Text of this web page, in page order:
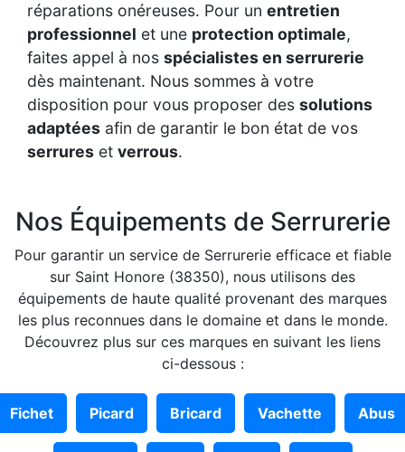
réparations onéreuses. Pour un entretien
professionnel et une protection optimale,
faites appel à nos spécialistes en serrurerie
dès maintenant. Nous sommes à votre
disposition pour vous proposer des solutions
adaptées afin de garantir le bon état de vos
serrures et verrous.
Nos Équipements de Serrurerie
Pour garantir un service de Serrurerie efficace et fiable
sur Saint Honore (38350), nous utilisons des
équipements de haute qualité provenant des marques
les plus reconnues dans le domaine et dans le monde.
Découvrez plus sur ces marques en suivant les liens
ci-dessous :
Fichet Picard Bricard Vachette Abus